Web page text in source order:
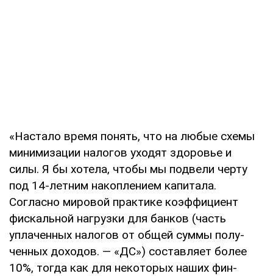
«Настало время понять, что на любые схемы
минимизации налогов уходят здоро­вье и
силы. Я бы хотела, чтобы мы подвели черту
под 14-летним накоплением капита­ла.
Согласно мировой практике коэффици­ент
фискальной нагрузки для банков (часть
уплаченных налогов от общей суммы полу­
ченных доходов. — «ДС») составляет более
10%, тогда как для некоторых наших фин-